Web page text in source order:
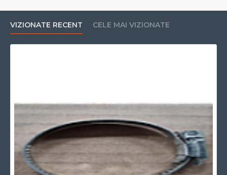
VIZIONATE RECENT CELE MAI VIZIONATE